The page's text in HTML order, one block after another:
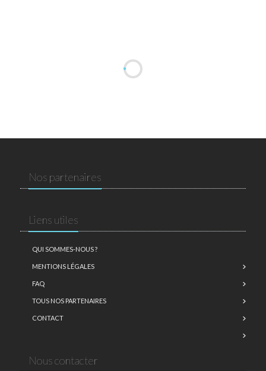
Nos partenaires
Liens utiles
QUI SOMMES-NOUS ?
MENTIONS LÉGALES
FAQ
TOUS NOS PARTENAIRES
CONTACT
Nous contacter